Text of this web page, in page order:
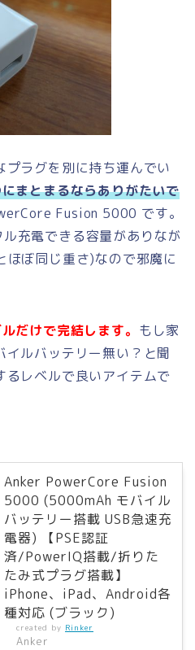
ラグを別に持ち運んでい
まとまるならありがたいで
Fusion 5000 です。
充電できる容量がありなが
ぼ同じ重さ)なので邪魔に
だけで完結します。 もし家
ルバッテリー無い？と聞
るレベルで良いアイテムで
Anker PowerCore Fusion
5000 (5000mAh モバイル
バッテリー搭載 USB急速充
電器) 【PSE認証
済/PowerIQ搭載/折りた
たみ式プラグ搭載】
iPhone、iPad、Android各
種対応 (ブラック)
created by Rinker
Anker